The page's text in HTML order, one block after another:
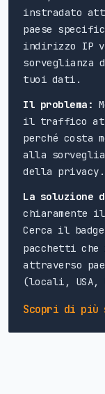
instradato
paese
indirizzo IP
sorveglianza
tuoi dati.
Il problema:
il traffico
perché costa
alla
della privacy.
La soluzione
chiaramente
Cerca il badge
pacchetti
attraverso
(locali, USA,
Scopri di più